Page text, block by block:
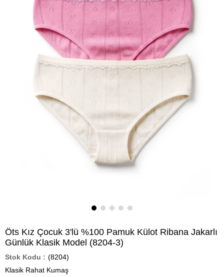
Öts Kız Çocuk 3'lü %100 Pamuk Külot Ribana Jakarlı
Günlük Klasik Model (8204-3)
(8204)
Klasik Rahat Kumaş